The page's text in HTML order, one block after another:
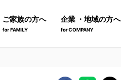
ご家族の方へ
for FAMILY
企業 ・地域の方へ
for COMPANY